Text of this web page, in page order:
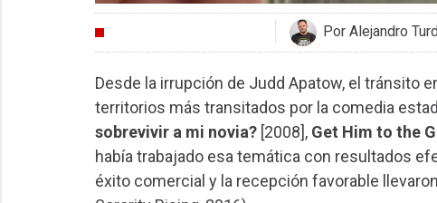
Por Alejandro
Desde la irrupción de Judd Apatow, el tránsito
territorios más transitados por la comedia
sobrevivir a mi novia?[2008], Get Him to the
había trabajado esa temática con resultados
éxito comercial y la recepción favorable